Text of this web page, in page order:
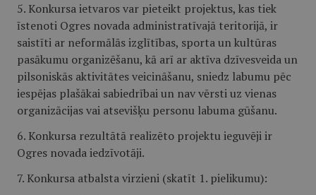
5. Konkursa ietvaros var pieteikt projektus, kas tiek
īstenoti Ogres novada administratīvajā teritorijā, ir
saistīti ar neformālās izglītības, sporta un kultūras
pasākumu organizēšanu, kā arī ar aktīva dzīvesveida un
pilsoniskās aktivitātes veicināšanu, sniedz labumu pēc
iespējas plašākai sabiedrībai un nav vērsti uz vienas
organizācijas vai atsevišķu personu labuma gūšanu.
6. Konkursa rezultātā realizēto projektu ieguvēji ir
Ogres novada iedzīvotāji.
7. Konkursa atbalsta virzieni (skatīt 1. pielikumu):